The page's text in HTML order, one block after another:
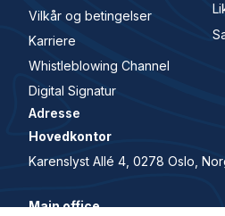
Vilkår og betingelser
Karriere
Whistleblowing Channel
Digital Signatur
Adresse
Hovedkontor
Karenslyst Allé 4, 0278 Oslo,
Main office